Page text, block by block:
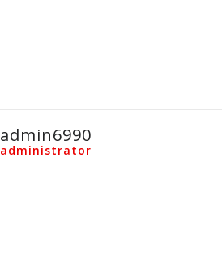
admin6990
administrator